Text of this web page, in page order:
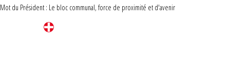
Mot du Président : Le bloc communal, force de proximité et d'avenir